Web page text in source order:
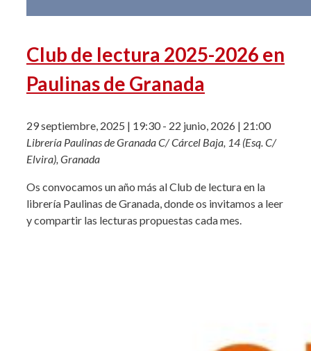
Club de lectura 2025-2026 en
Paulinas de Granada
29 septiembre, 2025 | 19:30- 22 junio, 2026 | 21:00
Librería Paulinas de GranadaC/ Cárcel Baja, 14 (Esq. C/
Elvira), Granada
Os convocamos un año más al Club de lectura en la
librería Paulinas de Granada, donde os invitamos a leer
y compartir las lecturas propuestas cada mes.